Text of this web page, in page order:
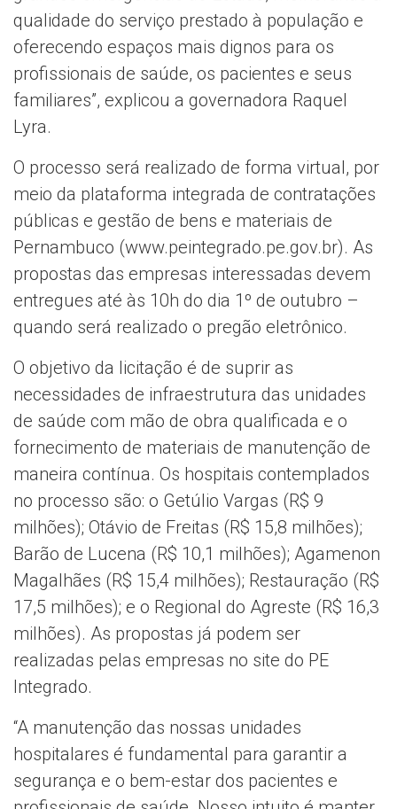
qualidade do serviço prestado à população e
oferecendo espaços mais dignos para os
profissionais de saúde, os pacientes e seus
familiares”, explicou a governadora Raquel
Lyra.
O processo será realizado de forma virtual, por
meio da plataforma integrada de contratações
públicas e gestão de bens e materiais de
Pernambuco (www.peintegrado.pe.gov.br). As
propostas das empresas interessadas devem
entregues até às 10h do dia 1º de outubro –
quando será realizado o pregão eletrônico.
O objetivo da licitação é de suprir as
necessidades de infraestrutura das unidades
de saúde com mão de obra qualificada e o
fornecimento de materiais de manutenção de
maneira contínua. Os hospitais contemplados
no processo são: o Getúlio Vargas (R$ 9
milhões); Otávio de Freitas (R$ 15,8 milhões);
Barão de Lucena (R$ 10,1 milhões); Agamenon
Magalhães (R$ 15,4 milhões); Restauração (R$
17,5 milhões); e o Regional do Agreste (R$ 16,3
milhões). As propostas já podem ser
realizadas pelas empresas no site do PE
Integrado.
“A manutenção das nossas unidades
hospitalares é fundamental para garantir a
segurança e o bem-estar dos pacientes e